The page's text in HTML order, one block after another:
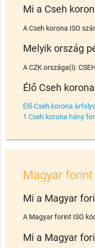
Mi a Cseh
A Cseh korona ISO
Melyik ország
A CZK országa(i):
Élő Cseh
Élő Cseh korona
1 Cseh korona hány
Magyar forint
Mi a Magyar
A Magyar forint ISO
Mi a Magyar